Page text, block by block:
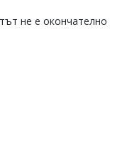
не е окончателно